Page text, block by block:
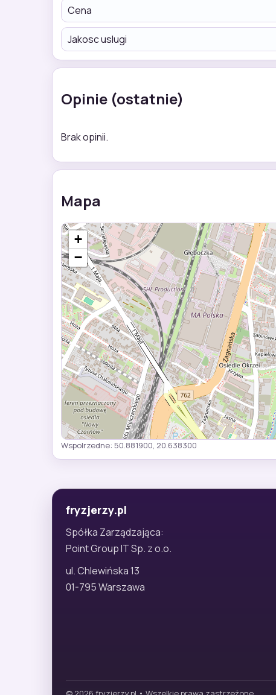
Cena
Jakosc uslugi
Opinie (ostatnie)
Brak opinii.
Mapa
+
−
Wspolrzedne: 50.881900, 20.638300
fryzjerzy.pl
Spółka Zarządzająca:
Point Group IT Sp. z o.o.
ul. Chlewińska 13
01-795 Warszawa